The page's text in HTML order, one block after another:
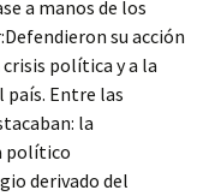
a manos de los
su acción
política y a la
país. Entre las
la
político
derivado del